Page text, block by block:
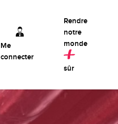
Me
connecter
Rendre
notre
monde
sûr